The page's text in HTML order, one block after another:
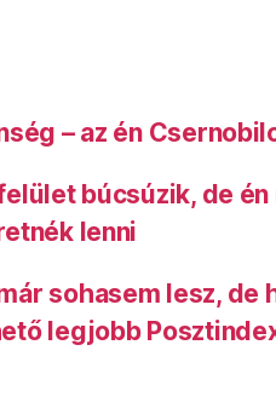
– az én
búcsúzik, de
lenni
sohasem lesz, de
legjobb